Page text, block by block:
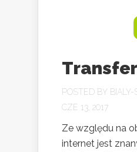
POSTED BY BIALY-
CZE 13, 2017
Ze względu na
internet jest